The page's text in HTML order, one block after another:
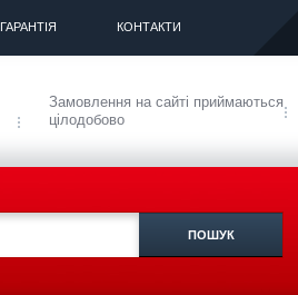
ГАРАНТІЯ КОНТАКТИ
Замовлення на сайті приймаються
цілодобово